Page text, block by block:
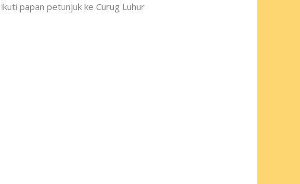
papan petunjuk ke Curug Luhur